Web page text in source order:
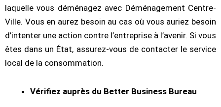
laquelle vous déménagez avec Déménagement Centre-
Ville. Vous en aurez besoin au cas où vous auriez besoin
d’intenter une action contre l’entreprise à l’avenir. Si vous
êtes dans un État, assurez-vous de contacter le service
local de la consommation.
Vérifiez auprès du Better Business Bureau